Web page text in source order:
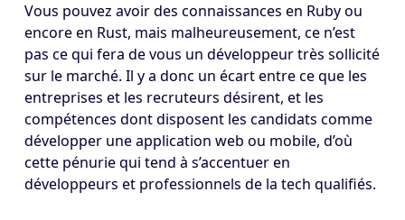
Vous pouvez avoir des connaissances en Ruby ou
encore en Rust, mais malheureusement, ce n’est
pas ce qui fera de vous un développeur très sollicité
sur le marché. Il y a donc un écart entre ce que les
entreprises et les recruteurs désirent, et les
compétences dont disposent les candidats comme
développer une application web ou mobile, d’où
cette pénurie qui tend à s’accentuer en
développeurs et professionnels de la tech qualifiés.